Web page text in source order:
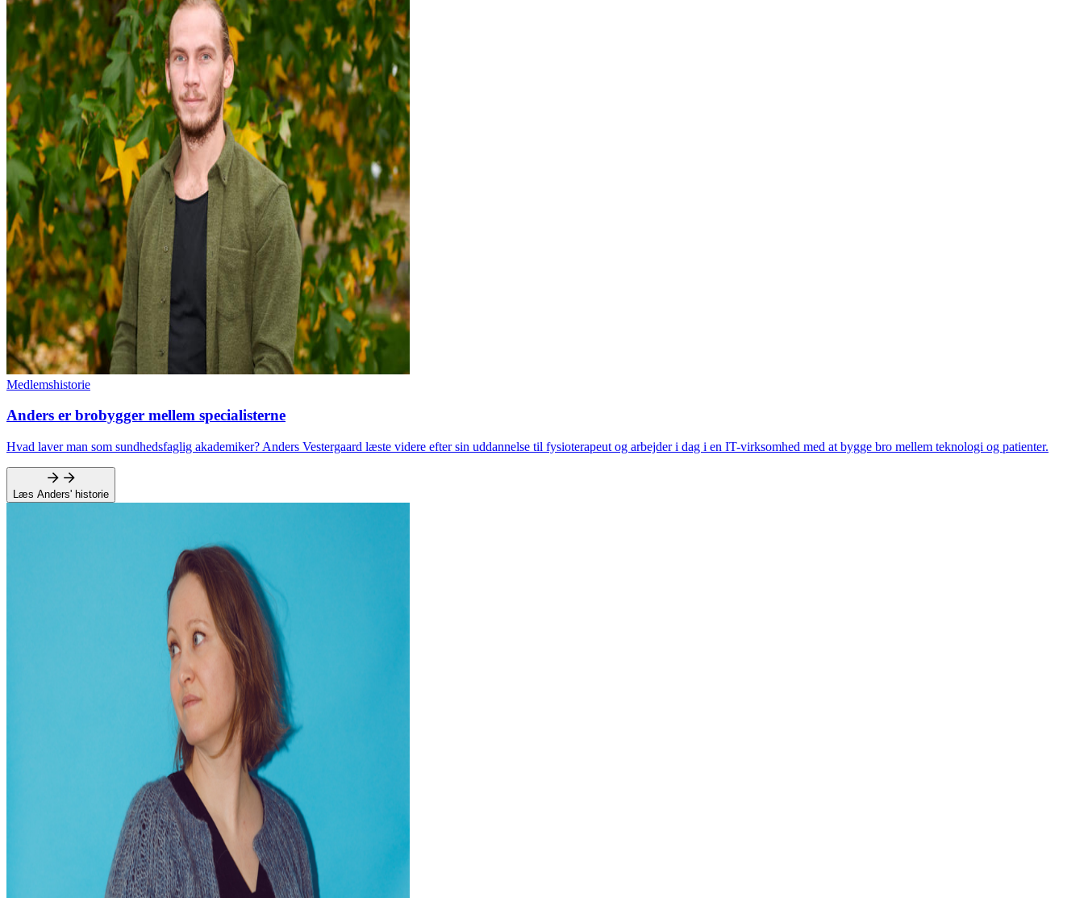
Medlemshistorie
Anders er brobygger mellem specialisterne
Hvad laver man som sundhedsfaglig akademiker? Anders Vestergaard læste videre efter sin uddannelse til fysioterapeut og arbejder i dag i en IT-virksomhed med at bygge bro mellem teknologi og patienter.
Læs Anders' historie